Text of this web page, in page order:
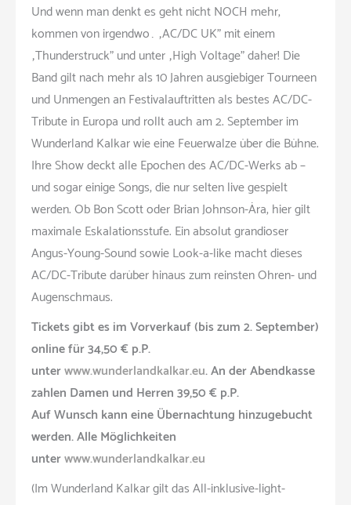
Und wenn man denkt es geht nicht NOCH mehr,
kommen von irgendwo… „AC/DC UK” mit einem
„Thunderstruck” und unter „High Voltage” daher! Die
Band gilt nach mehr als 10 Jahren ausgiebiger Tourneen
und Unmengen an Festivalauftritten als bestes AC/DC-
Tribute in Europa und rollt auch am 2. September im
Wunderland Kalkar wie eine Feuerwalze über die Bühne.
Ihre Show deckt alle Epochen des AC/DC-Werks ab –
und sogar einige Songs, die nur selten live gespielt
werden. Ob Bon Scott oder Brian Johnson-Ära, hier gilt
maximale Eskalationsstufe. Ein absolut grandioser
Angus-Young-Sound sowie Look-a-like macht dieses
AC/DC-Tribute darüber hinaus zum reinsten Ohren- und
Augenschmaus.
Tickets gibt es im Vorverkauf (bis zum 2. September)
online für 34,50 € p.P.
unterwww.wunderlandkalkar.eu. An der Abendkasse
zahlen Damen und Herren 39,50 € p.P.
Auf Wunsch kann eine Übernachtung hinzugebucht
werden. Alle Möglichkeiten
unterwww.wunderlandkalkar.eu
(Im Wunderland Kalkar gilt das All-inklusive-light-